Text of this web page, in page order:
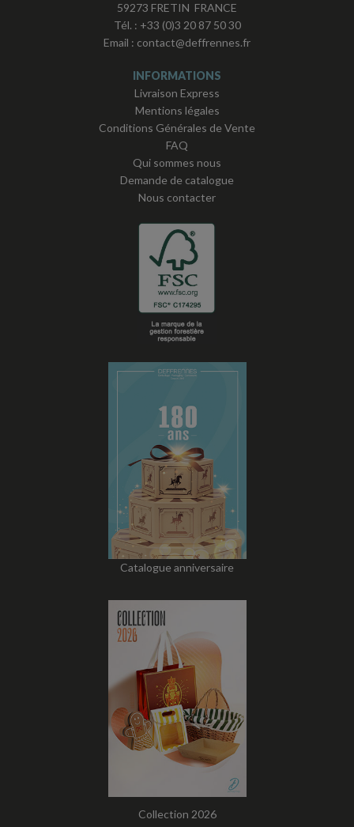
59273 FRETIN FRANCE
Tél. : +33 (0)3 20 87 50 30
Email : contact@deffrennes.fr
INFORMATIONS
Livraison Express
Mentions légales
Conditions Générales de Vente
FAQ
Qui sommes nous
Demande de catalogue
Nous contacter
Catalogue anniversaire
Collection 2026